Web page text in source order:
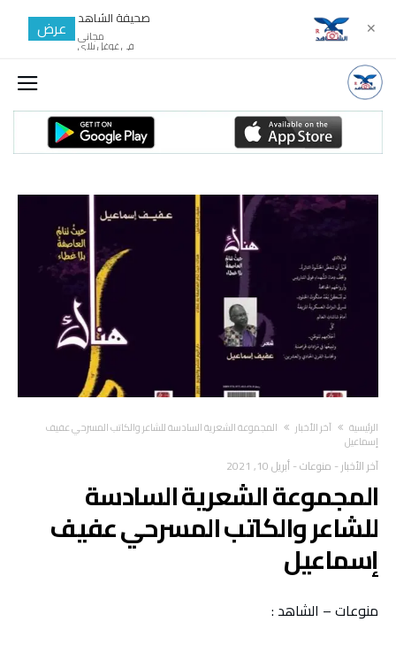
‫الرئيسية‬ آخر الأخبار
المجموعة الشعرية السادسة للشاعر والكاتب المسرحي عفيف
إسماعيل
آخر الأخبار- منوعات-أبريل 10, 2021
المجموعة الشعرية السادسة
للشاعر والكاتب المسرحي عفيف
إسماعيل
منوعات – الشاهد :
✕ صحيفة الشاهد
مجانى
في غوغل بلاي
عرض